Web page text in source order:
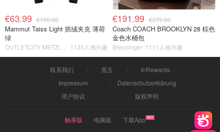
€63.99 €150.00
Mammut Taiss Light 抓绒夹克 薄荷
绿
1135人感兴趣
€191.99 €375.00
Coach COACH BROOKLYN 28 棕色
金色水桶包
Breuninger 1111人感兴趣
联系我们 黑五
InRewards
Impressum
Datenschutzerklärung
用户协议
版权声明
触屏版 电脑版
下载App